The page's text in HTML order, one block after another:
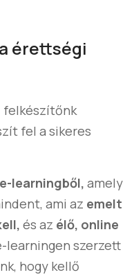
érettségi
felkészítőnk
fel a sikeres
e-learningből, amely
ami az emelt
és az élő, online
learningen szerzett
hogy kellő